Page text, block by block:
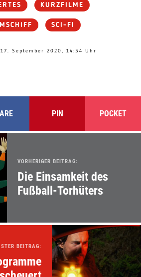
KURZFILME
SCI-FI
September 2020, 14:54 Uhr
PIN POCKET
VORHERIGER BEITRAG:
Die Einsamkeit des
Fußball-Torhüters
BEITRAG: